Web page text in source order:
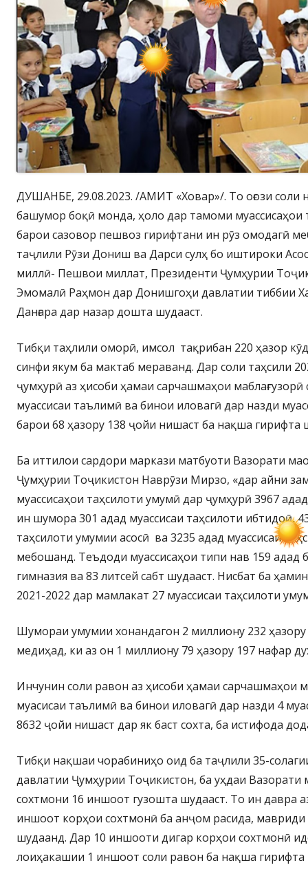
ДУШАНБЕ, 29.08.2023. /АМИТ «Ховар»/. То оғози соли
башумор боқӣ монда, ҳоло дар тамоми
барои сазовор пешвоз гирифтани ин рӯз омодагӣ
таҷлили Рӯзи Дониш ва Дарси сулҳ бо иштироки
миллӣ- Пешвои миллат, Президенти Ҷумҳурии
Эмомалӣ Раҳмон дар Донишгоҳи давлатии тиббии
Данғара дар назар дошта шудааст.
Тибқи таҳлили оморӣ, имсол тақрибан 220 ҳазор
синфи якум ба мактаб мераванд. Дар соли таҳсили
ҷумҳурӣ аз ҳисоби ҳамаи сарчашмаҳои
муассисаи таълимӣ ва бинои иловагӣ дар назди
барои 68 ҳазору 138 ҷойи нишаст ба нақша гирифта
Ба иттилои сардори маркази матбуоти Вазорати
Ҷумҳурии Тоҷикистон Наврӯзи Мирзо, «дар айни
муассисаҳои таҳсилоти умумӣ дар ҷумҳурӣ 3967
ин шумора 301 адад муассисаи таҳсилоти ибтидоӣ,
таҳсилоти умумии асосӣ ва 3235 адад муассисаи
мебошанд. Теъдоди муассисаҳои типи нав 159 адад
гимназия ва 83 литсей сабт шудааст. Нисбат ба
2021-2022 дар мамлакат 27 муассисаи таҳсилоти
Шумораи умумии хонандагон 2 миллиону 232
медиҳад, ки аз он 1 миллиону 79 ҳазору 197 нафар
Инчунин соли равон аз ҳисоби ҳамаи сарчашмаҳои
муасисаи таълимӣ ва бинои иловагӣ дар назди 4
8632 ҷойи нишаст дар як баст сохта, ба истифода
Тибқи нақшаи чорабиниҳо оид ба таҷлили 35-
давлатии Ҷумҳурии Тоҷикистон, ба уҳдаи
сохтмони 16 иншоот гузошта шудааст. То ин давра
иншоот корҳои сохтмонӣ ба анҷом расида,
шудаанд. Дар 10 иншооти дигар корҳои сохтмонӣ
лоиҳакашии 1 иншоот соли равон ба нақша гирифта